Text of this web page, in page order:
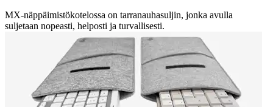
MX-näppäimistökotelossa on tarranauhasuljin, jonka avulla
suljetaan nopeasti, helposti ja turvallisesti.